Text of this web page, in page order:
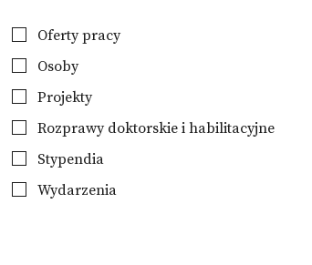
Oferty pracy
Osoby
Projekty
Rozprawy doktorskie i habilitacyjne
Stypendia
Wydarzenia